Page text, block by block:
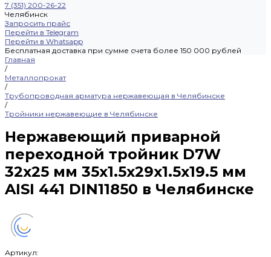
7 (351) 200-26-22
Челябинск
Запросить прайс
Перейти в Telegram
Перейти в Whatsapp
Бесплатная доставка при сумме счета более 150 000 рублей
Главная
/
Металлопрокат
/
Трубопроводная арматура нержавеющая в Челябинске
/
Тройники нержавеющие в Челябинске
Нержавеющий приварной
переходной тройник D7W
32х25 мм 35х1.5х29х1.5х19.5 мм
AISI 441 DIN11850 в Челябинске
Артикул: